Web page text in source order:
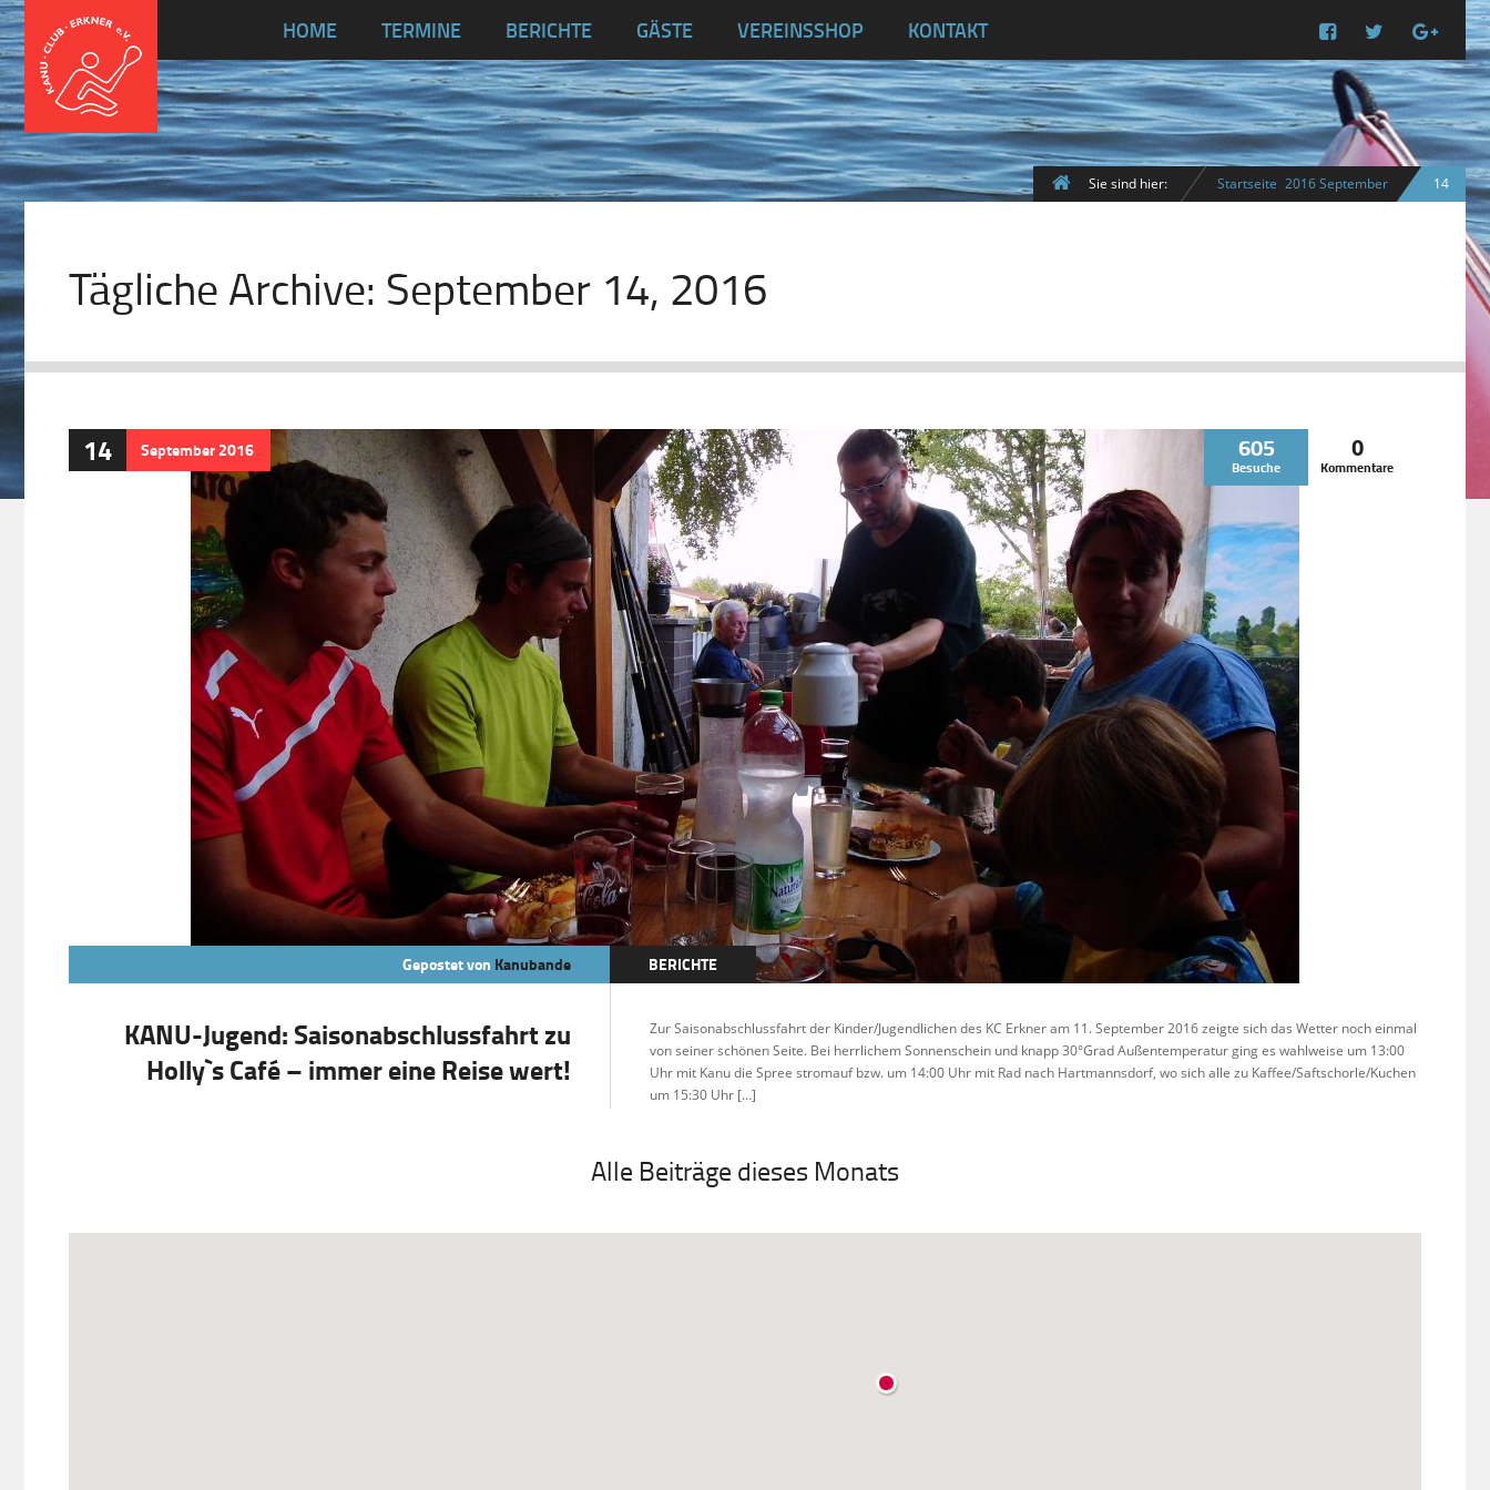
HOME TERMINE BERICHTE GÄSTE VEREINSSHOP KONTAKT
Sie sind hier: Startseite 2016September 14
Tägliche Archive: September 14, 2016
14 September2016 605
Besuche
0
Kommentare
Gepostet von Kanubande BERICHTE
KANU-Jugend: Saisonabschlussfahrt zu
Holly`s Café – immer eine Reise wert!
Zur Saisonabschlussfahrt der Kinder/Jugendlichen des KC Erkner am 11. September 2016 zeigte sich das Wetter noch einmal
von seiner schönen Seite. Bei herrlichem Sonnenschein und knapp 30°Grad Außentemperatur ging es wahlweise um 13:00
Uhr mit Kanu die Spree stromauf bzw. um 14:00 Uhr mit Rad nach Hartmannsdorf, wo sich alle zu Kaffee/Saftschorle/Kuchen
um 15:30 Uhr […]
Alle Beiträge dieses Monats